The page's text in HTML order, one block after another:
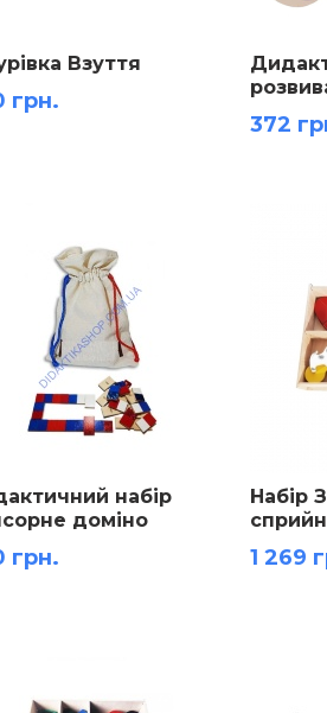
Взуття
грн.
372
набір
доміно
грн.
Набір
до
1 269